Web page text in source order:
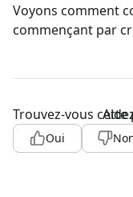
Voyons comment
commençant par
Trouvez-vous cette
Oui